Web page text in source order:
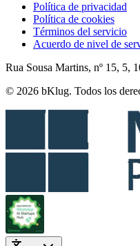
Política de privacidad
Política de cookies
Términos del servicio
Acuerdo de nivel de
Rua Sousa Martins, nº 15, 5,
© 2026 bKlug. Todos los